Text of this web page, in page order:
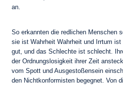
an.
So erkannten die redlichen Menschen
sie ist Wahrheit Wahrheit und Irrtum
gut, und das Schlechte ist schlecht.
der Ordnungslosigkeit ihrer Zeit
vom Spott und Ausgestoßensein
den Nichtkonformisten begegnet. Von